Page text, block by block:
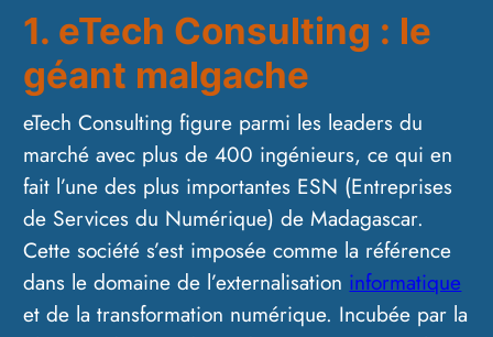
1. eTech Consulting : le
géant malgache
eTech Consulting figure parmi les leaders du
marché avec plus de 400 ingénieurs, ce qui en
fait l’une des plus importantes ESN (Entreprises
de Services du Numérique) de Madagascar.
Cette société s’est imposée comme la référence
dans le domaine de l’externalisation informatique
et de la transformation numérique. Incubée par la